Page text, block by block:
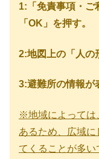
1:「免責事項・ご
「OK」を押す。
2:地図上の「人の
3:避難所の情報が
※地域によっては
あるため、広域
てくることが多い